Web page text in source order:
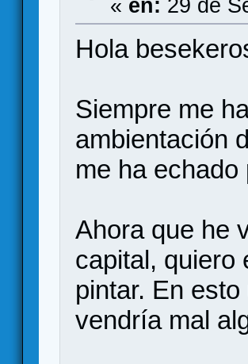
« en: 29 de
Hola
Siempre me
ambientación
me ha
Ahora que he
capital, quiero
pintar. En
vendría mal